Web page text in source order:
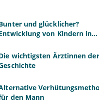
und glücklicher?
von Kindern in
wichtigsten Ärztinnen der
den Mann